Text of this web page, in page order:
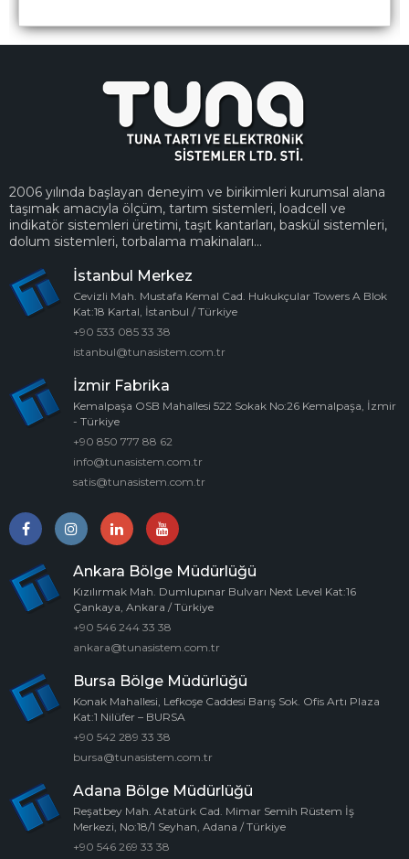
2006 yılında başlayan deneyim ve birikimleri kurumsal alana
taşımak amacıyla ölçüm, tartım sistemleri, loadcell ve
indikatör sistemleri üretimi, taşıt kantarları, baskül sistemleri,
dolum sistemleri, torbalama makinaları...
İstanbul Merkez
Cevizli Mah. Mustafa Kemal Cad. Hukukçular Towers A Blok
Kat:18 Kartal, İstanbul / Türkiye
+90 533 085 33 38
istanbul@tunasistem.com.tr
İzmir Fabrika
Kemalpaşa OSB Mahallesi 522 Sokak No:26 Kemalpaşa, İzmir
- Türkiye
+90 850 777 88 62
info@tunasistem.com.tr
satis@tunasistem.com.tr
Ankara Bölge Müdürlüğü
Kızılırmak Mah. Dumlupınar Bulvarı Next Level Kat:16
Çankaya, Ankara / Türkiye
+90 546 244 33 38
ankara@tunasistem.com.tr
Bursa Bölge Müdürlüğü
Konak Mahallesi, Lefkoşe Caddesi Barış Sok. Ofis Artı Plaza
Kat:1 Nilüfer – BURSA
+90 542 289 33 38
bursa@tunasistem.com.tr
Adana Bölge Müdürlüğü
Reşatbey Mah. Atatürk Cad. Mimar Semih Rüstem İş
Merkezi, No:18/1 Seyhan, Adana / Türkiye
+90 546 269 33 38